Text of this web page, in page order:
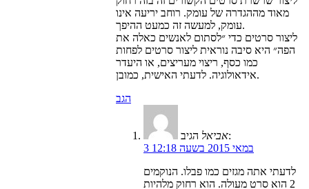
מאוד מההגדרה של עומק. רוחב יריעה אינו
עומק, למעשה זה כמעט ההיפך.
ליצור סרטים כדי ״לסתום לאנשים כאלה את
הפה״ היא סיבה נוראית ליצור סרטים לפחות
כמו כסף, ריצוי מעריצים, או היעדר
אידאולוגיה. לדעתי האישית, כמובן.
הגב
אביאלהגיב:
3 במאי 2015 בשעה 12:18
לדעתי אתה מגזים כמו פבלו. הנוקמים
2 הוא סרט מעולה. הוא רחוק מלהיות